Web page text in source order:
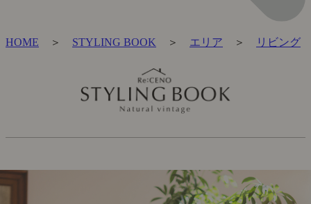
HOME ＞ STYLING BOOK ＞ エリア ＞ リビング